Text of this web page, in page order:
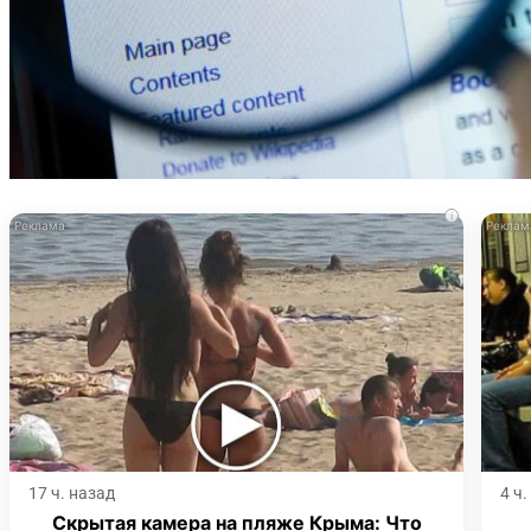
i
17 ч. назад
Скрытая камера на пляже Крыма: Что
4 ч.